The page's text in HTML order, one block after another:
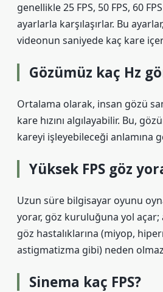
genellikle 25 FPS, 50 FPS, 60
ayarlarla karşılaşırlar. Bu
videonun saniyede kaç kare
Gözümüz kaç Hz
Ortalama olarak, insan gözü
kare hızını algılayabilir. Bu,
kareyi işleyebileceği anlamına
Yüksek FPS göz
Uzun süre bilgisayar oyunu
yorar, göz kuruluğuna yol
göz hastalıklarına (miyop,
astigmatizma gibi) neden
Sinema kaç FPS?